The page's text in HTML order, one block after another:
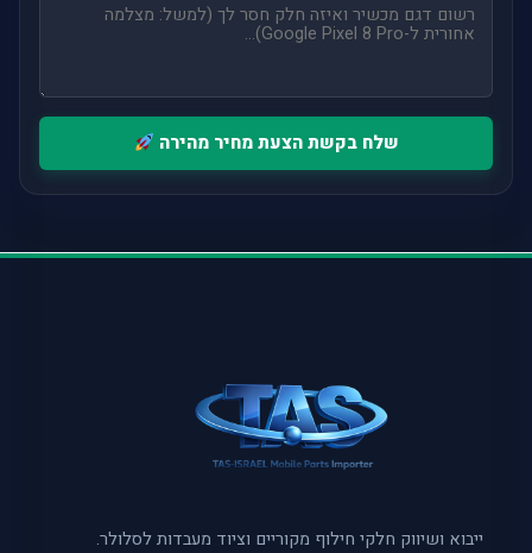
שלח בקשת הצעת מחיר מהירה
ייבוא ושיווק חלקי חילוף מקוריים וציוד מעבדות לסלולר.